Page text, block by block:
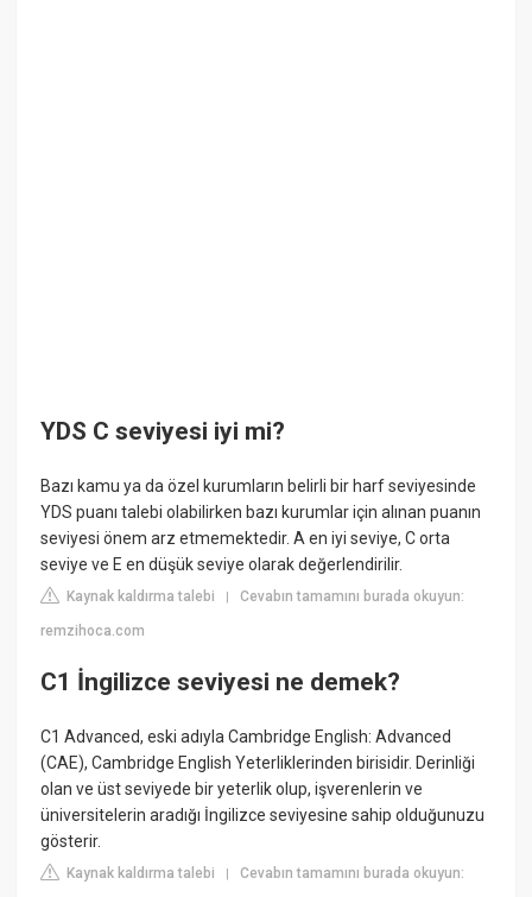
YDS C seviyesi iyi mi?
Bazı kamu ya da özel kurumların belirli bir harf seviyesinde
YDS puanı talebi olabilirken bazı kurumlar için alınan puanın
seviyesi önem arz etmemektedir. A en iyi seviye, C orta
seviye ve E en düşük seviye olarak değerlendirilir.
Kaynak kaldırma talebi |Cevabın tamamını burada okuyun:
remzihoca.com
C1 İngilizce seviyesi ne demek?
C1 Advanced, eski adıyla Cambridge English: Advanced
(CAE), Cambridge English Yeterliklerinden birisidir. Derinliği
olan ve üst seviyede bir yeterlik olup, işverenlerin ve
üniversitelerin aradığı İngilizce seviyesine sahip olduğunuzu
gösterir.
Kaynak kaldırma talebi |Cevabın tamamını burada okuyun: